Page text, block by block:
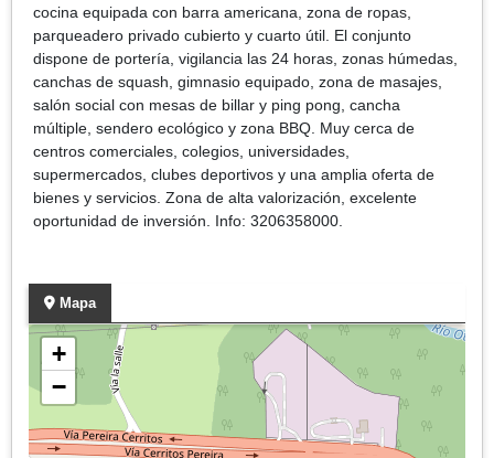
cocina equipada con barra americana, zona de ropas,
parqueadero privado cubierto y cuarto útil. El conjunto
dispone de portería, vigilancia las 24 horas, zonas húmedas,
canchas de squash, gimnasio equipado, zona de masajes,
salón social con mesas de billar y ping pong, cancha
múltiple, sendero ecológico y zona BBQ. Muy cerca de
centros comerciales, colegios, universidades,
supermercados, clubes deportivos y una amplia oferta de
bienes y servicios. Zona de alta valorización, excelente
oportunidad de inversión. Info: 3206358000.
Mapa
+
−